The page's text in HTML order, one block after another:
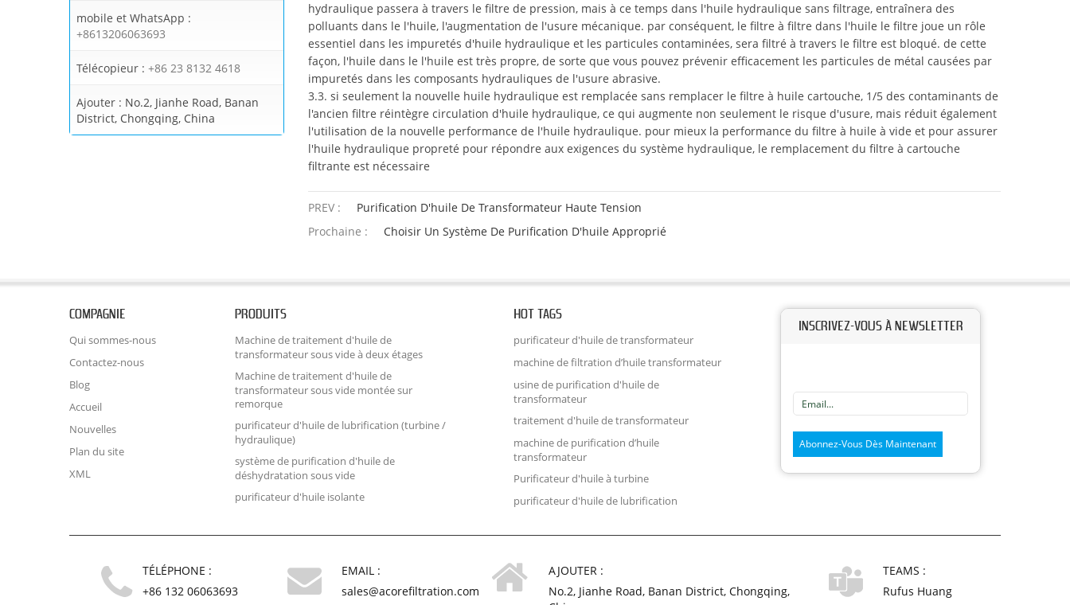
mobile et WhatsApp :
+8613206063693
Télécopieur : +86 23 8132 4618
Ajouter : No.2, Jianhe Road, Banan
District, Chongqing, China
hydraulique passera à travers le filtre de pression, mais à ce temps dans l'huile hydraulique sans filtrage, entraînera des
polluants dans le l'huile, l'augmentation de l'usure mécanique. par conséquent, le filtre à filtre dans l'huile le filtre joue un rôle
essentiel dans les impuretés d'huile hydraulique et les particules contaminées, sera filtré à travers le filtre est bloqué. de cette
façon, l'huile dans le l'huile est très propre, de sorte que vous pouvez prévenir efficacement les particules de métal causées par
impuretés dans les composants hydrauliques de l'usure abrasive.
3.3. si seulement la nouvelle huile hydraulique est remplacée sans remplacer le filtre à huile cartouche, 1/5 des contaminants de
l'ancien filtre réintègre circulation d'huile hydraulique, ce qui augmente non seulement le risque d'usure, mais réduit également
l'utilisation de la nouvelle performance de l'huile hydraulique. pour mieux la performance du filtre à huile à vide et pour assurer
l'huile hydraulique propreté pour répondre aux exigences du système hydraulique, le remplacement du filtre à cartouche
filtrante est nécessaire
PREV :
Purification D'huile De Transformateur Haute Tension
Prochaine :
Choisir Un Système De Purification D'huile Approprié
COMPAGNIE
Qui sommes-nous
Contactez-nous
Blog
Accueil
Nouvelles
Plan du site
XML
PRODUITS
Machine de traitement d'huile de
transformateur sous vide à deux étages
Machine de traitement d'huile de
transformateur sous vide montée sur
remorque
purificateur d'huile de lubrification (turbine /
hydraulique)
système de purification d'huile de
déshydratation sous vide
purificateur d'huile isolante
HOT TAGS
purificateur d'huile de transformateur
machine de filtration d’huile transformateur
usine de purification d'huile de
transformateur
traitement d'huile de transformateur
machine de purification d’huile
transformateur
Purificateur d'huile à turbine
purificateur d'huile de lubrification
INSCRIVEZ-VOUS À NEWSLETTER
TÉLÉPHONE :
+86 132 06063693
EMAIL :
sales@acorefiltration.com
AJOUTER :
No.2, Jianhe Road, Banan District, Chongqing,
TEAMS :
Rufus Huang